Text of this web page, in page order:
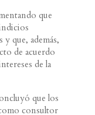
que
que, además,
de acuerdo
de la
que los
consultor